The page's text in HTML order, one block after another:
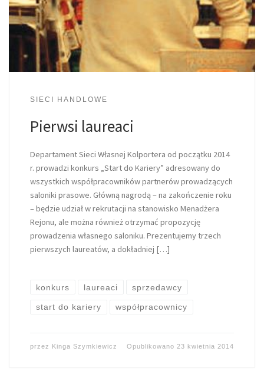
SIECI HANDLOWE
Pierwsi laureaci
Departament Sieci Własnej Kolportera od początku 2014
r. prowadzi konkurs „Start do Kariery” adresowany do
wszystkich współpracowników partnerów prowadzących
saloniki prasowe. Główną nagrodą – na zakończenie roku
– będzie udział w rekrutacji na stanowisko Menadżera
Rejonu, ale można również otrzymać propozycję
prowadzenia własnego saloniku. Prezentujemy trzech
pierwszych laureatów, a dokładniej […]
konkurs laureaci sprzedawcy
start do kariery współpracownicy
przez Kinga Szymkiewicz Opublikowano23 kwietnia 2014